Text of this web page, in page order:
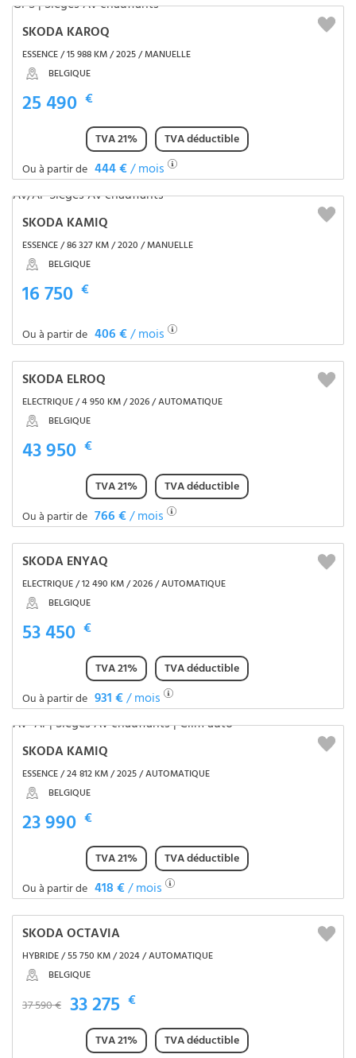
SKODA KAROQ
ESSENCE / 15 988 KM / 2025 / MANUELLE
BELGIQUE
25 490 €
TVA 21%
TVA déductible
Ou à partir de 444 €/ mois
SKODA KAMIQ
ESSENCE / 86 327 KM / 2020 / MANUELLE
BELGIQUE
16 750 €
Ou à partir de 406 €/ mois
SKODA ELROQ
ELECTRIQUE / 4 950 KM / 2026 / AUTOMATIQUE
BELGIQUE
43 950 €
TVA 21%
TVA déductible
Ou à partir de 766 €/ mois
SKODA ENYAQ
ELECTRIQUE / 12 490 KM / 2026 / AUTOMATIQUE
BELGIQUE
53 450 €
TVA 21%
TVA déductible
Ou à partir de 931 €/ mois
SKODA KAMIQ
ESSENCE / 24 812 KM / 2025 / AUTOMATIQUE
BELGIQUE
23 990 €
TVA 21%
TVA déductible
Ou à partir de 418 €/ mois
SKODA OCTAVIA
HYBRIDE / 55 750 KM / 2024 / AUTOMATIQUE
BELGIQUE
37 590 € 33 275 €
TVA 21% TVA déductible